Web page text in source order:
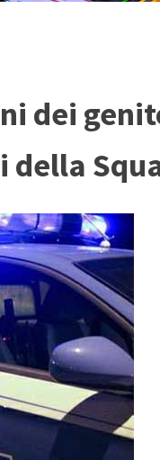
dei
della